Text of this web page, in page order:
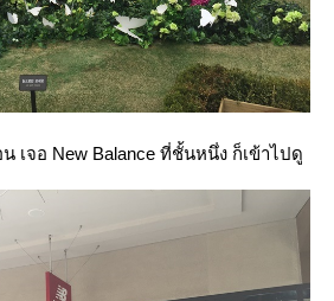
น เจอ New Balance ที่ชั้นหนึ่ง ก็เข้าไปดู